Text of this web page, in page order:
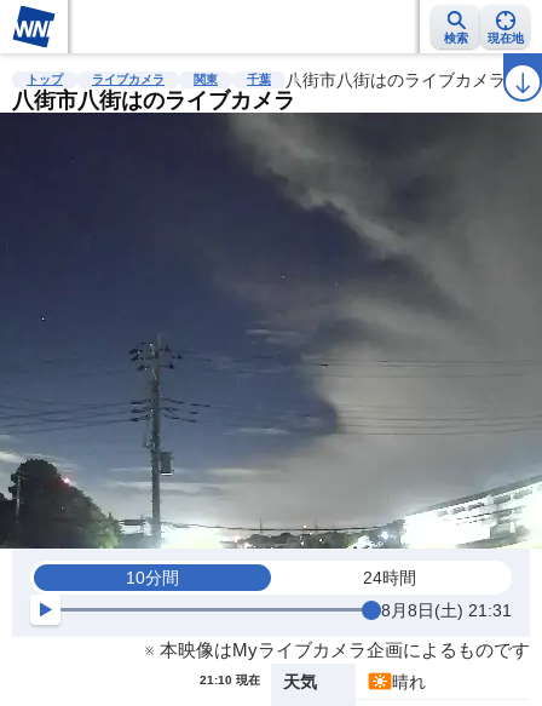
検索 現在地
雨雲レーダー 台風情報 地震情報 警報・注意報 2週間天気 ラ
トップ ライブカメラ 関東 千葉 八街市八街はのライブカメラ
八街市八街はのライブカメラ
10分間
24時間
8月8日(土) 21:31
※ 本映像はMyライブカメラ企画によるものです
21:10 現在 天気
晴れ